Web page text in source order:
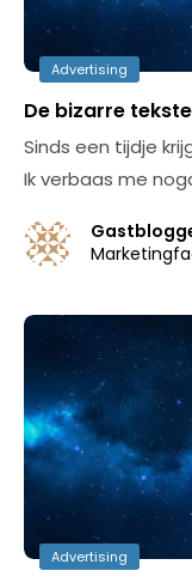
Advertising
De bizarre
Sinds een tijdje
Ik verbaas me
Advertising